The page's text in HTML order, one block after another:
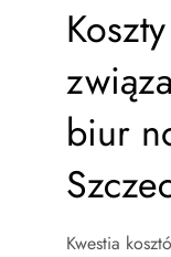
biur
Kwestia